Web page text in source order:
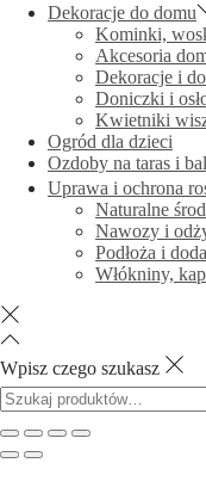
Dekoracje do domu
Kominki,
Akcesoria
Dekoracje i
Doniczki i
Kwietniki
Ogród dla dzieci
Ozdoby na taras i
Uprawa i ochrona
Naturalne
Nawozy i
Podłoża i
Włókniny,
Wpisz czego szukasz
Szukać:>